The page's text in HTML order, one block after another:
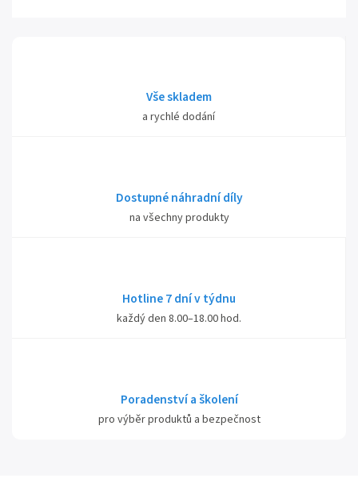
Vše skladem
a rychlé dodání
Dostupné náhradní díly
na všechny produkty
Hotline 7 dní v týdnu
každý den 8.00–18.00 hod.
Poradenství a školení
pro výběr produktů a bezpečnost